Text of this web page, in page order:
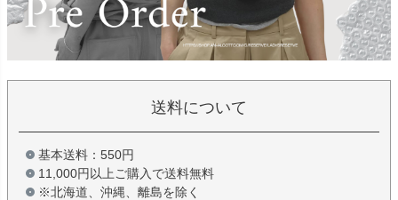
送料について
基本送料：550円
11,000円以上ご購入で送料無料
※北海道、沖縄、離島を除く